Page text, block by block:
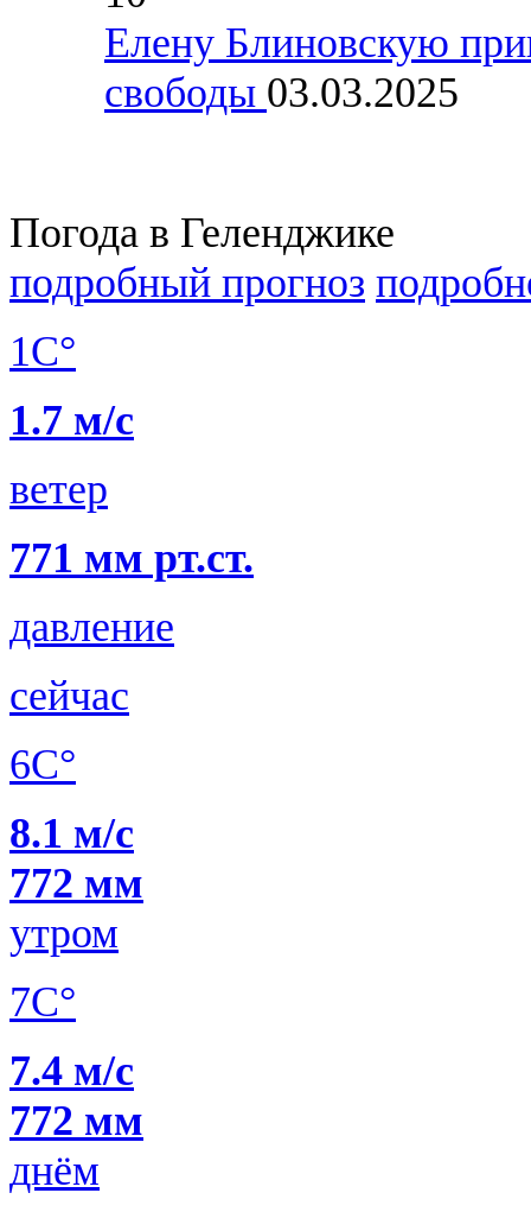
Елену Блиновскую
свободы 03.03.2025
Погода в Геленджике
подробный прогноз
1C°
1.7 м/с
ветер
771 мм рт.ст.
давление
сейчас
6C°
8.1 м/с
772 мм
утром
7C°
7.4 м/с
772 мм
днём